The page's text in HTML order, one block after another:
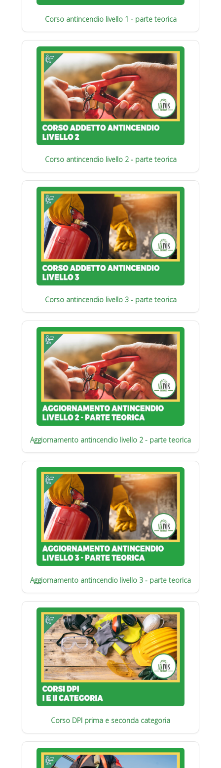
Corso antincendio livello 1 - parte teorica
Corso antincendio livello 2 - parte teorica
Corso antincendio livello 3 - parte teorica
Aggiornamento antincendio livello 2 - parte teorica
Aggiornamento antincendio livello 3 - parte teorica
Corso DPI prima e seconda categoria